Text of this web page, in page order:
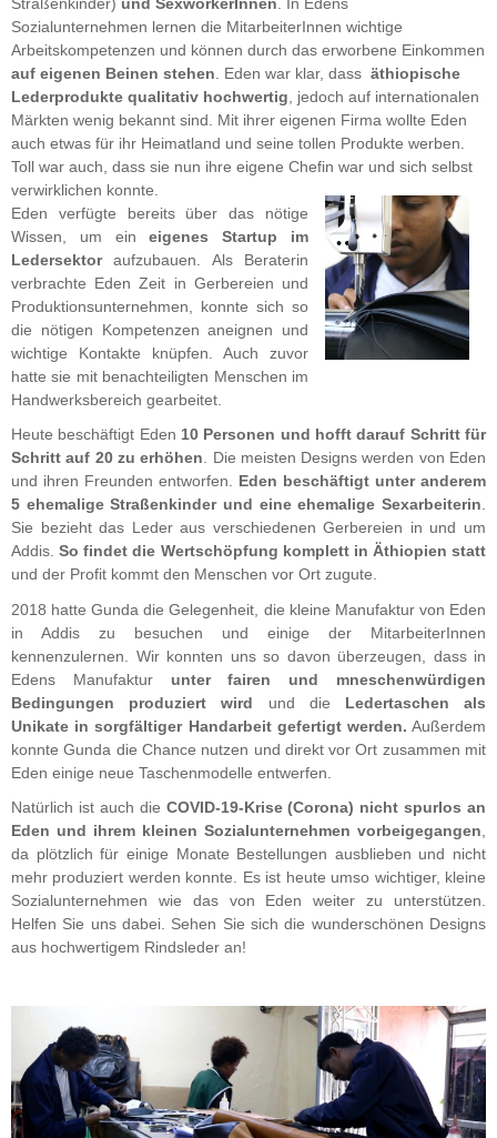
Sozialunternehmen lernen die MitarbeiterInnen wichtige
Arbeitskompetenzen und können durch das erworbene Einkommen
auf eigenen Beinen stehen . Eden war klar, dass äthiopische
Lederprodukte qualitativ hochwertig , jedoch auf internationalen
Märkten wenig bekannt sind. Mit ihrer eigenen Firma wollte Eden
auch etwas für ihr Heimatland und seine tollen Produkte werben.
Toll war auch, dass sie nun ihre eigene Chefin war und sich selbst
verwirklichen konnte.
Eden verfügte bereits über das nötige
Wissen, um eineigenes Startup im
Ledersektoraufzubauen. Als Beraterin
verbrachte Eden Zeit in Gerbereien und
Produktionsunternehmen, konnte sich so
die nötigen Kompetenzen aneignen und
wichtige Kontakte knüpfen. Auch zuvor
hatte sie mit benachteiligten Menschen im
Handwerksbereich gearbeitet.
Heute beschäftigt Eden 10 Personen und hofft darauf Schritt für
Schritt auf 20 zu erhöhen . Die meisten Designs werden von Eden
und ihren Freunden entworfen. Eden beschäftigt unter anderem
5 ehemalige Straßenkinder und eine ehemalige Sexarbeiterin
Sie bezieht das Leder aus verschiedenen Gerbereien in und um
Addis.So findet die Wertschöpfung komplett in Äthiopien statt
und der Profit kommt den Menschen vor Ort zugute.
2018 hatte Gunda die Gelegenheit, die kleine Manufaktur von Eden
in Addis zu besuchen und einige der MitarbeiterInnen
kennenzulernen. Wir konnten uns so davon überzeugen, dass in
Edens Manufakturunter fairen und mneschenwürdigen
Bedingungen produziert wird und die Ledertaschen als
Unikate in sorgfältiger Handarbeit gefertigt werden. Außerdem
konnte Gunda die Chance nutzen und direkt vor Ort zusammen mit
Eden einige neue Taschenmodelle entwerfen.
Natürlich ist auch die COVID-19-Krise (Corona) nicht spurlos an
Eden und ihrem kleinen Sozialunternehmen vorbeigegangen,
da plötzlich für einige Monate Bestellungen ausblieben und nicht
mehr produziert werden konnte. Es ist heute umso wichtiger, kleine
Sozialunternehmen wie das von Eden weiter zu unterstützen.
Helfen Sie uns dabei. Sehen Sie sich die wunderschönen Designs
aus hochwertigem Rindsleder an!